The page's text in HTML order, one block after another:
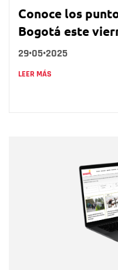
Conoce los
Bogotá este
29•05•2025
LEER MÁS
Correo electrónico
Tipo de